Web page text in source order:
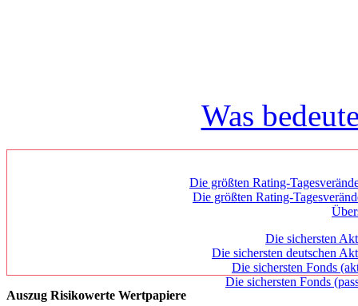
Was
Die größten Rating-
Die größten Rating-
Die sichersten
Die sichersten deutschen
Die sichersten Fonds
Die sichersten Fonds
Auszug Risikowerte Wertpapiere